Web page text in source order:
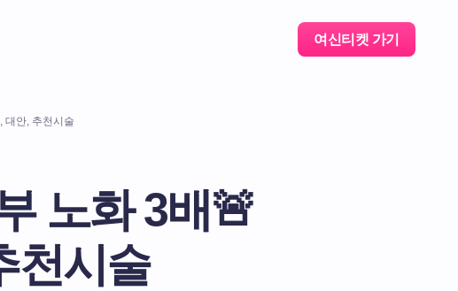
여신티켓 가기
대안, 추천시술
노화 3배🚨
천시술